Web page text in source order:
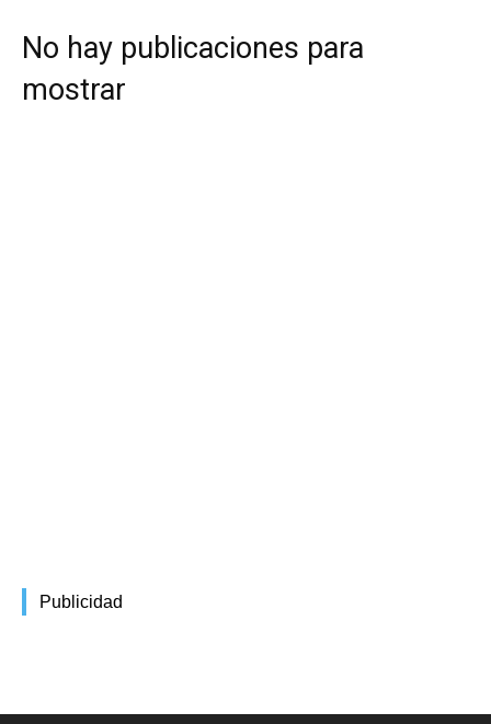
No hay publicaciones para
mostrar
Publicidad